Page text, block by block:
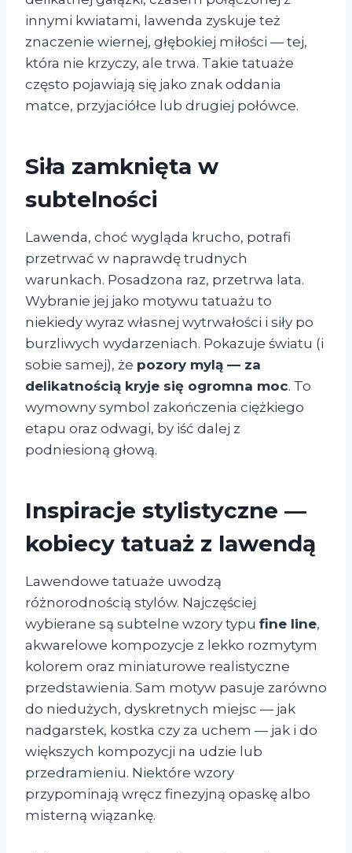
innymi kwiatami, lawenda zyskuje też
znaczenie wiernej, głębokiej miłości — tej,
która nie krzyczy, ale trwa. Takie tatuaże
często pojawiają się jako znak oddania
matce, przyjaciółce lub drugiej połówce.
Siła zamknięta w
subtelności
Lawenda, choć wygląda krucho, potrafi
przetrwać w naprawdę trudnych
warunkach. Posadzona raz, przetrwa lata.
Wybranie jej jako motywu tatuażu to
niekiedy wyraz własnej wytrwałości i siły po
burzliwych wydarzeniach. Pokazuje światu (i
sobie samej), że pozory mylą — za
delikatnością kryje się ogromna moc. To
wymowny symbol zakończenia ciężkiego
etapu oraz odwagi, by iść dalej z
podniesioną głową.
Inspiracje stylistyczne —
kobiecy tatuaż z lawendą
Lawendowe tatuaże uwodzą
różnorodnością stylów. Najczęściej
wybierane są subtelne wzory typu fine line,
akwarelowe kompozycje z lekko rozmytym
kolorem oraz miniaturowe realistyczne
przedstawienia. Sam motyw pasuje zarówno
do niedużych, dyskretnych miejsc — jak
nadgarstek, kostka czy za uchem — jak i do
większych kompozycji na udzie lub
przedramieniu. Niektóre wzory
przypominają wręcz finezyjną opaskę albo
misterną wiązankę.